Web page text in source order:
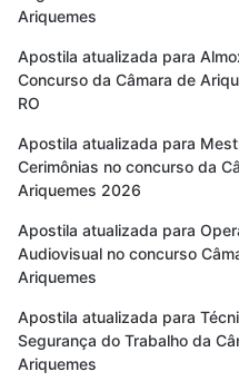
Ariquemes
Apostila atualizada para
Concurso da Câmara de
RO
Apostila atualizada para
Cerimônias no concurso da
Ariquemes 2026
Apostila atualizada para
Audiovisual no concurso
Ariquemes
Apostila atualizada para
Segurança do Trabalho da
Ariquemes